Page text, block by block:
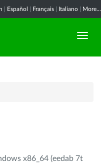
Español Français Italiano More...
x86_64 (eedab 7t